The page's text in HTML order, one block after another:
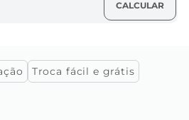
Troca fácil e grátis